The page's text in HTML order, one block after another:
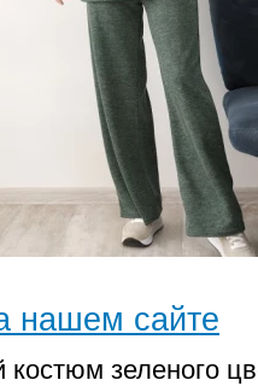
нашем сайте
зеленого